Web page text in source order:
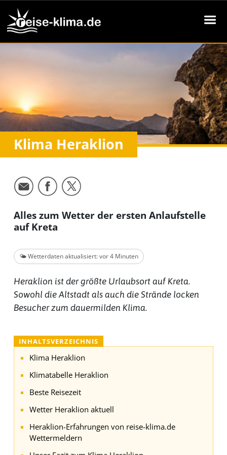
Klima Heraklion
Alles zum Wetter der ersten Anlaufstelle
auf Kreta
🌤️ Wetterdaten aktualisiert: vor 4 Minuten
Heraklion ist der größte Urlaubsort auf Kreta.
Sowohl die Altstadt als auch die Strände locken
Besucher zum dauermilden Klima.
INHALTSVERZEICHNIS
Klima Heraklion
Klimatabelle Heraklion
Beste Reisezeit
Wetter Heraklion aktuell
Heraklion-Erfahrungen von reise-klima.de
Wettermeldern